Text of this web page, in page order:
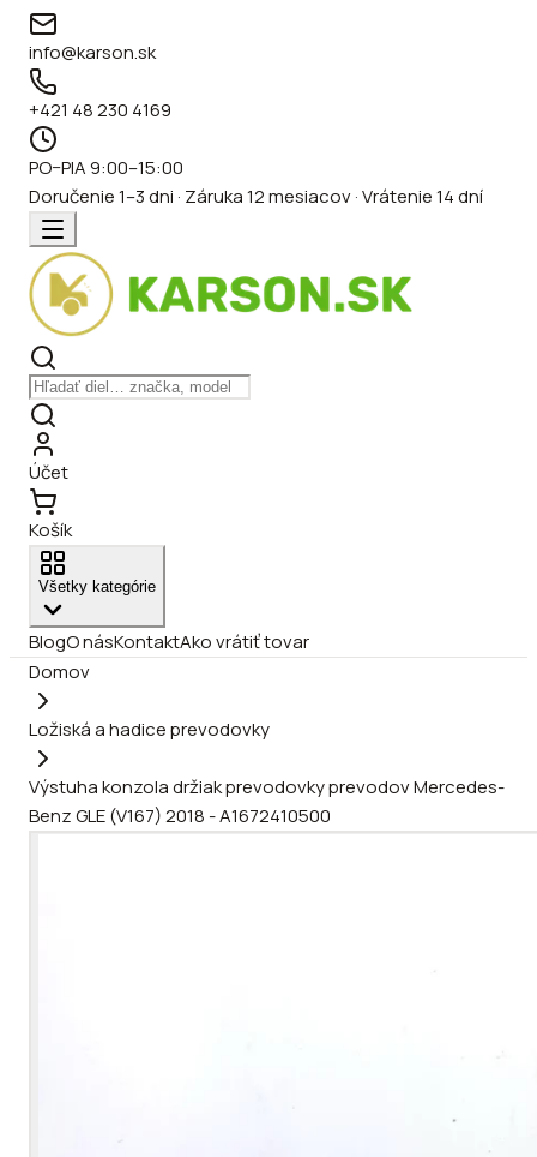
info@karson.sk
+421 48 230 4169
PO–PIA 9:00–15:00
Doručenie 1–3 dni · Záruka 12 mesiacov · Vrátenie 14 dní
Účet
Košík
Všetky kategórie
BlogO násKontaktAko vrátiť tovar
Domov
Ložiská a hadice prevodovky
Výstuha konzola držiak prevodovky prevodov Mercedes-
Benz GLE (V167) 2018 - A1672410500